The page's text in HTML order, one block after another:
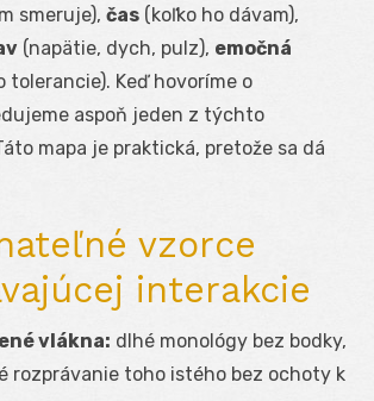
smeruje), čas (koľko ho dávam),
(napätie, dych, pulz), emočná
tolerancie). Keď hovoríme o
aspoň jeden z týchto
mapa je praktická, pretože sa dá
vzorce
interakcie
vlákna: dlhé monológy bez bodky,
rozprávanie toho istého bez ochoty k